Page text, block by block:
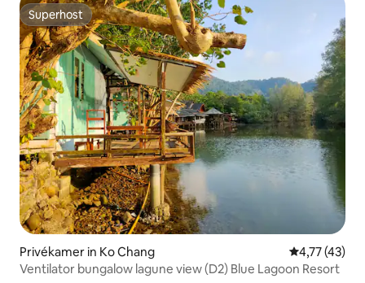
Superhost
Superhost
Privékamer in Ko Chang Gemiddelde
4,77 (43)
Ventilator bungalow lagune view (D2) Blue Lagoon Resort